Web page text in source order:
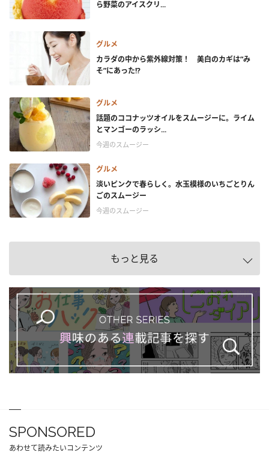
ら野菜のアイスクリ...
グルメ
カラダの中から紫外線対策！ 美白のカギは“み
そ”にあった!?
グルメ
話題のココナッツオイルをスムージーに。ライム
とマンゴーのラッシ...
今週のスムージー
グルメ
淡いピンクで春らしく。水玉模様のいちごとりん
ごのスムージー
今週のスムージー
もっと見る
SPONSORED
あわせて読みたいコンテンツ